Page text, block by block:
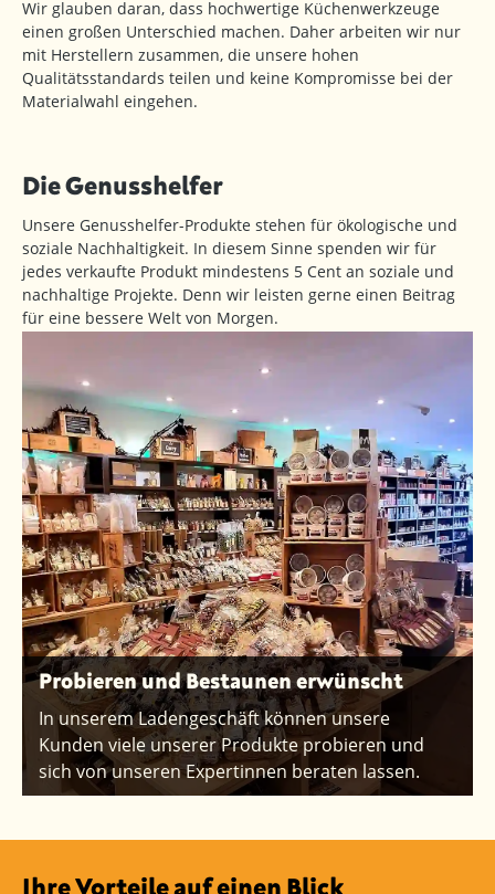
Wir glauben daran, dass hochwertige Küchenwerkzeuge
einen großen Unterschied machen. Daher arbeiten wir nur
mit Herstellern zusammen, die unsere hohen
Qualitätsstandards teilen und keine Kompromisse bei der
Materialwahl eingehen.
Die Genusshelfer
Unsere Genusshelfer-Produkte stehen für ökologische und
soziale Nachhaltigkeit. In diesem Sinne spenden wir für
jedes verkaufte Produkt mindestens 5 Cent an soziale und
nachhaltige Projekte. Denn wir leisten gerne einen Beitrag
für eine bessere Welt von Morgen.
Probieren und Bestaunen erwünscht
In unserem Ladengeschäft können unsere
Kunden viele unserer Produkte probieren und
sich von unseren Expertinnen beraten lassen.
Ihre Vorteile auf einen Blick